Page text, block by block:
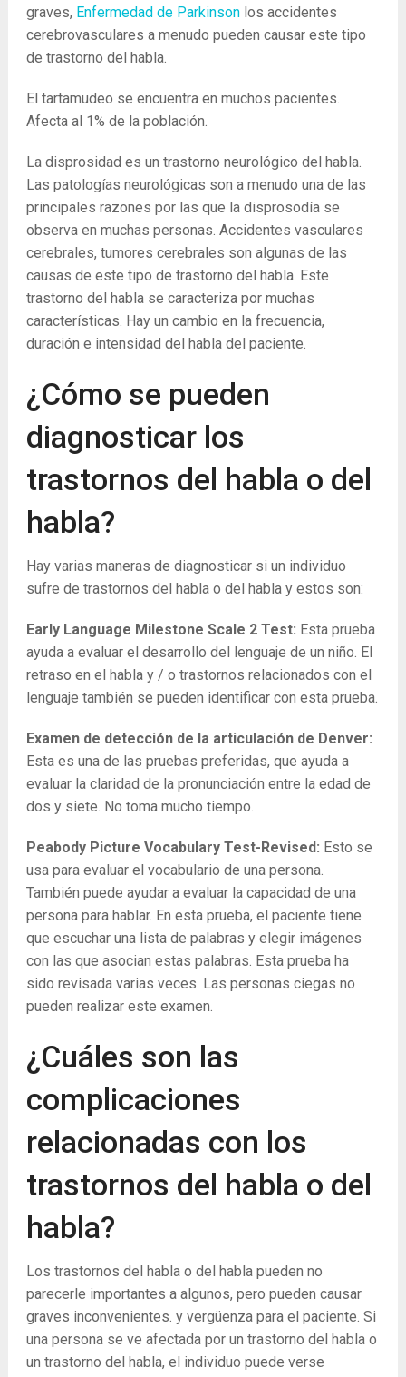
graves, Enfermedad de Parkinson los accidentes
cerebrovasculares a menudo pueden causar este tipo
de trastorno del habla.
El tartamudeo se encuentra en muchos pacientes.
Afecta al 1% de la población.
La disprosidad es un trastorno neurológico del habla.
Las patologías neurológicas son a menudo una de las
principales razones por las que la disprosodía se
observa en muchas personas. Accidentes vasculares
cerebrales, tumores cerebrales son algunas de las
causas de este tipo de trastorno del habla. Este
trastorno del habla se caracteriza por muchas
características. Hay un cambio en la frecuencia,
duración e intensidad del habla del paciente.
¿Cómo se pueden
diagnosticar los
trastornos del habla o del
habla?
Hay varias maneras de diagnosticar si un individuo
sufre de trastornos del habla o del habla y estos son:
Early Language Milestone Scale 2 Test: Esta prueba
ayuda a evaluar el desarrollo del lenguaje de un niño. El
retraso en el habla y / o trastornos relacionados con el
lenguaje también se pueden identificar con esta prueba.
Examen de detección de la articulación de Denver:
Esta es una de las pruebas preferidas, que ayuda a
evaluar la claridad de la pronunciación entre la edad de
dos y siete. No toma mucho tiempo.
Peabody Picture Vocabulary Test-Revised: Esto se
usa para evaluar el vocabulario de una persona.
También puede ayudar a evaluar la capacidad de una
persona para hablar. En esta prueba, el paciente tiene
que escuchar una lista de palabras y elegir imágenes
con las que asocian estas palabras. Esta prueba ha
sido revisada varias veces. Las personas ciegas no
pueden realizar este examen.
¿Cuáles son las
complicaciones
relacionadas con los
trastornos del habla o del
habla?
Los trastornos del habla o del habla pueden no
parecerle importantes a algunos, pero pueden causar
graves inconvenientes. y vergüenza para el paciente. Si
una persona se ve afectada por un trastorno del habla o
un trastorno del habla, el individuo puede verse